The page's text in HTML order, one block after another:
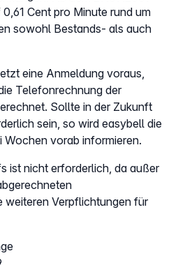
Cent pro Minute rund um
sowohl Bestands- als auch
eine Anmeldung voraus,
Telefonrechnung der
Sollte in der Zukunft
sein, so wird easybell die
Wochen vorab informieren.
ist nicht erforderlich, da außer
weiteren Verpflichtungen für